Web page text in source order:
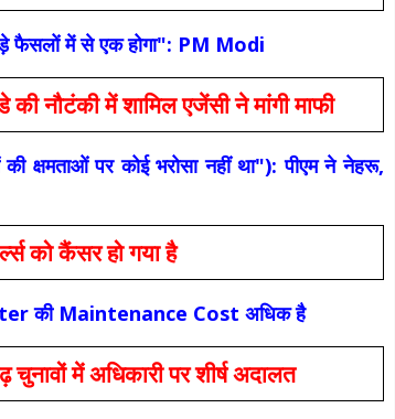
फैसलों में से एक होगा": PM Modi
में शामिल एजेंसी ने मांगी माफी
पर कोई भरोसा नहीं था"): पीएम ने नेहरू,
को कैंसर हो गया है
की Maintenance Cost अधिक है
में अधिकारी पर शीर्ष अदालत